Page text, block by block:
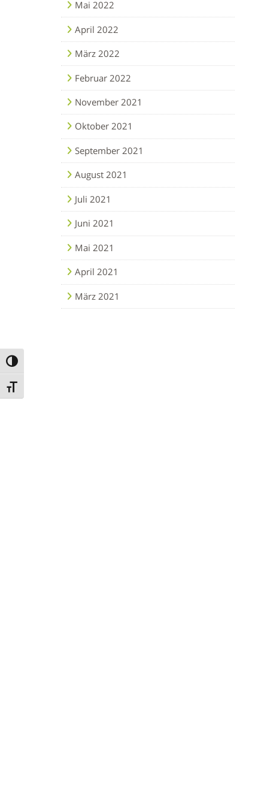
Umschalten auf hohe Kontraste
Schrift vergrößern
Mai 2022
April 2022
März 2022
Februar 2022
November 2021
Oktober 2021
September 2021
August 2021
Juli 2021
Juni 2021
Mai 2021
April 2021
März 2021